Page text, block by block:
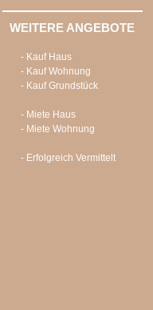
WEITERE ANGEBOTE
- Kauf Haus
- Kauf Wohnung
- Kauf Grundstück
- Miete Haus
- Miete Wohnung
- Erfolgreich Vermittelt